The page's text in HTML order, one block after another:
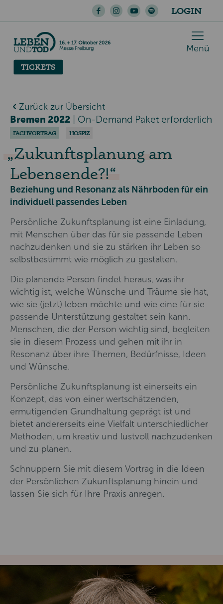
LOGIN
TICKETS
Menü
Zurück zur Übersicht
Bremen 2022 On-Demand Paket erforderlich
FACHVORTRAG HOSPIZ
Zukunftsplanung am
Lebensende?!
Beziehung und Resonanz als Nährboden für ein
individuell passendes Leben
Persönliche Zukunftsplanung ist eine Einladung,
mit Menschen über das für sie passende Leben
nachzudenken und sie zu stärken ihr Leben so
selbstbestimmt wie möglich zu gestalten.
Die planende Person findet heraus, was ihr
wichtig ist, welche Wünsche und Träume sie hat,
wie sie (jetzt) leben möchte und wie eine für sie
passende Unterstützung gestaltet sein kann.
Menschen, die der Person wichtig sind, begleiten
sie in diesem Prozess und gehen mit ihr in
Resonanz über ihre Themen, Bedürfnisse, Ideen
und Wünsche.
Persönliche Zukunftsplanung ist einerseits ein
Konzept, das von einer wertschätzenden,
ermutigenden Grundhaltung geprägt ist und
bietet andererseits eine Vielfalt unterschiedlicher
Methoden, um kreativ und lustvoll nachzudenken
und zu planen.
Schnuppern Sie mit diesem Vortrag in die Ideen
der Persönlichen Zukunftsplanung hinein und
lassen Sie sich für Ihre Praxis anregen.